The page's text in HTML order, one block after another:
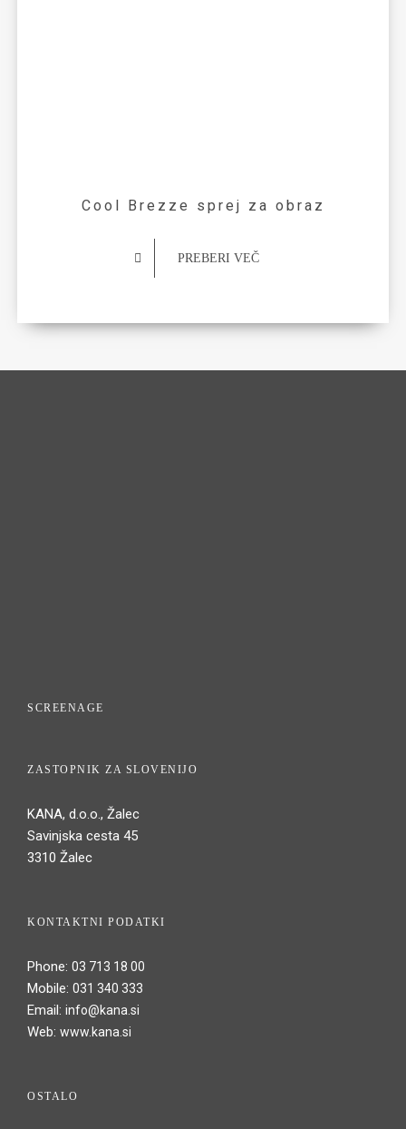
Cool Brezze sprej za obraz
PREBERI VEČ
SCREENAGE
ZASTOPNIK ZA SLOVENIJO
KANA, d.o.o., Žalec
Savinjska cesta 45
3310 Žalec
KONTAKTNI PODATKI
Phone: 03 713 18 00
Mobile: 031 340 333
Email: info@kana.si
Web: www.kana.si
OSTALO